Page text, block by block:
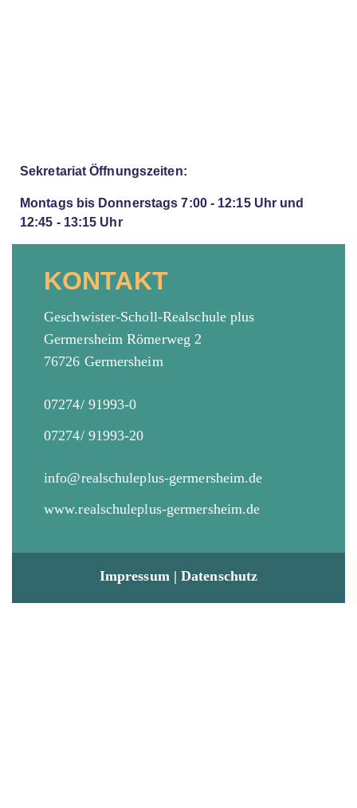
Sekretariat Öffnungszeiten:
Montags bis Donnerstags 7:00 - 12:15 Uhr und
12:45 - 13:15 Uhr
KONTAKT
Geschwister-Scholl-Realschule plus
Germersheim Römerweg 2
76726 Germersheim
07274/ 91993-0
07274/ 91993-20
info@realschuleplus-germersheim.de
www.realschuleplus-germersheim.de
Impressum |Datenschutz